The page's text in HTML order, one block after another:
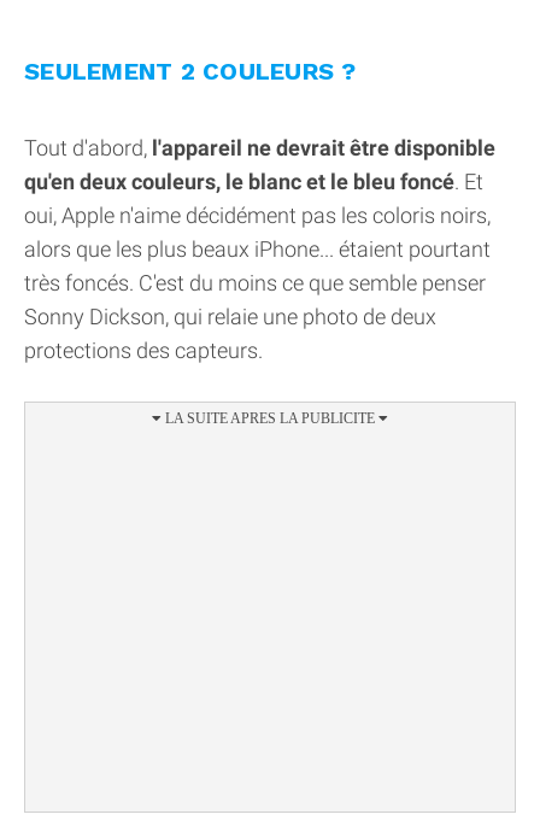
SEULEMENT 2 COULEURS ?
Tout d'abord, l'appareil ne devrait être disponible
qu'en deux couleurs, le blanc et le bleu foncé. Et
oui, Apple n'aime décidément pas les coloris noirs,
alors que les plus beaux iPhone... étaient pourtant
très foncés. C'est du moins ce que semble penser
Sonny Dickson, qui relaie une photo de deux
protections des capteurs.